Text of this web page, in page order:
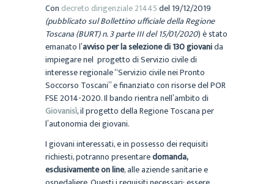
Con decreto dirigenziale 21445del 19/12/2019
(pubblicato sul Bollettino ufficiale della Regione
Toscana (BURT) n. 3 parte III del 15/01/2020) è stato
emanato l’avviso per la selezione di 130 giovanida
impiegare nel progetto di Servizio civile di
interesse regionale “Servizio civile nei Pronto
Soccorso Toscani” e finanziato con risorse del POR
FSE 2014-2020. Il bando rientra nell’ambito di
Giovanisì, il progetto della Regione Toscana per
l’autonomia dei giovani.
I giovani interessati, e in possesso dei requisiti
richiesti, potranno presentaredomanda,
esclusivamente on line, alle aziende sanitarie e